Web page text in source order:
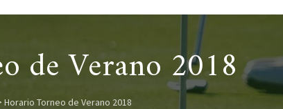
de Verano 2018
Horario Torneo de Verano 2018